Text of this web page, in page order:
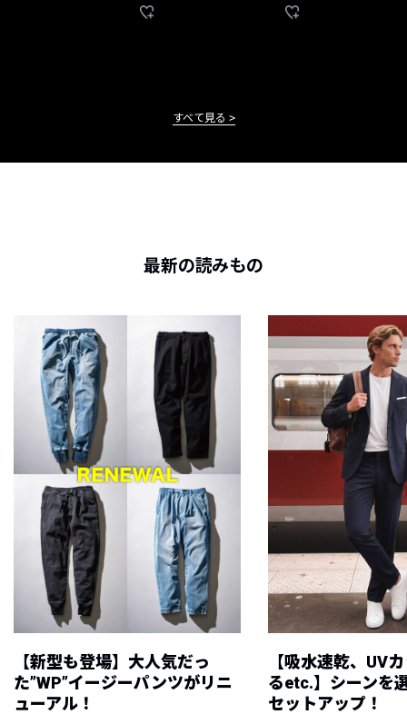
すべて見る
最新の読みもの
【新型も登場】大人気だっ
た”WP”イージーパンツがリニ
ューアル！
【吸水速乾、UV
るetc.】シーンを
セットアップ！